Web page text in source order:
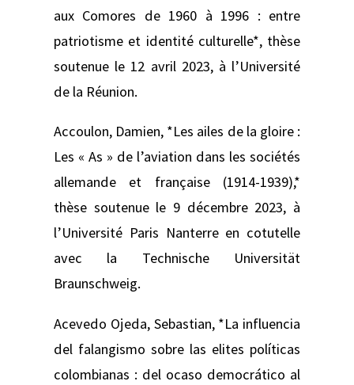
aux Comores de 1960 à 1996 : entre
patriotisme et identité culturelle*, thèse
soutenue le 12 avril 2023, à l’Université
de la Réunion.
Accoulon, Damien, *Les ailes de la gloire :
Les « As » de l’aviation dans les sociétés
allemande et française (1914-1939),*
thèse soutenue le 9 décembre 2023, à
l’Université Paris Nanterre en cotutelle
avec la Technische Universität
Braunschweig.
Acevedo Ojeda, Sebastian, *La influencia
del falangismo sobre las elites políticas
colombianas : del ocaso democrático al